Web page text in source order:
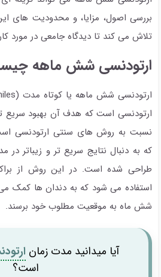
بررسی اصول، مزایا، و محدودیت های
تلاش می کند تا دیدگاه جامعی در مورد
ارتودنسی شش ماهه
ارتودنسی است که هدف آن بهبود سریع
نسبت به روش های سنتی ارتودنسی
که به دنبال نتایج سریع تر و زیباتر
طراحی شده است. در این روش از
استفاده می شود که به دندان ها کمک
شش ماه به موقعیت مطلوب خود برسند.
آیا میدانید مدت زمان
است؟